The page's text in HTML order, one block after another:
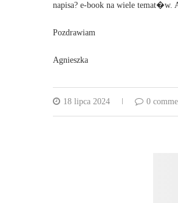
napisa? e-book na wiele temat�w.
Pozdrawiam
Agnieszka
18 lipca 2024 0